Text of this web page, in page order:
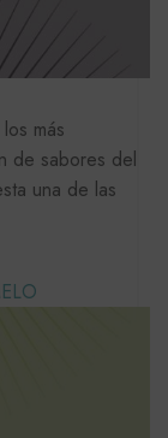
más
de sabores del
una de las